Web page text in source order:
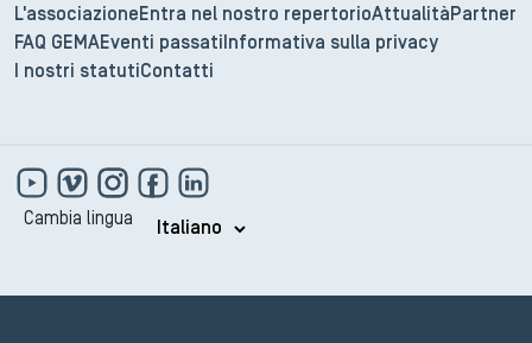
L'associazione Entra nel nostro repertorioAttualità Partner
FAQ GEMAEventi passati
Informativa sulla privacy
I nostri statuti Contatti
Cambia lingua